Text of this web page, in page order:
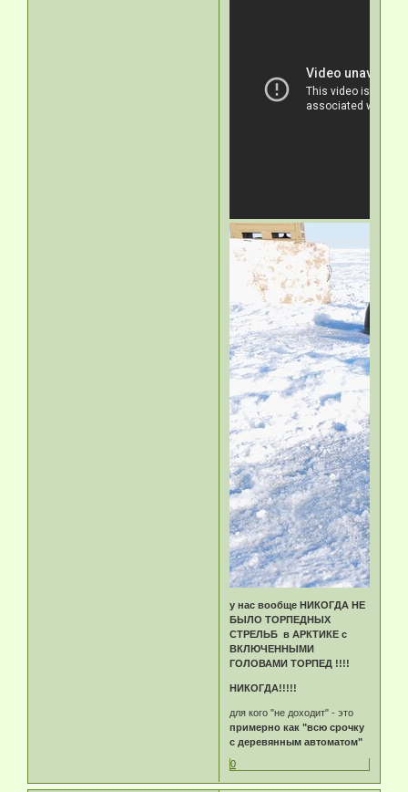
у нас вообще НИКОГДА НЕ
БЫЛО ТОРПЕДНЫХ
СТРЕЛЬБ в АРКТИКЕ с
ВКЛЮЧЕННЫМИ
ГОЛОВАМИ ТОРПЕД !!!!
НИКОГДА!!!!!
для кого "не доходит" - это
примерно как "всю срочку
с деревянным автоматом"
0